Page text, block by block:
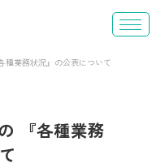
種業務状況』の公表について
『各種業務